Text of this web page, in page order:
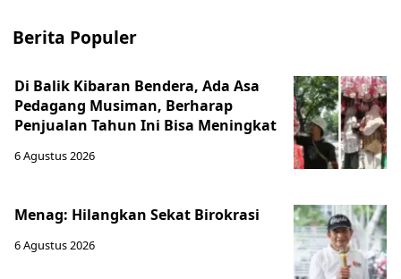
Berita Populer
Di Balik Kibaran Bendera, Ada Asa
Pedagang Musiman, Berharap
Penjualan Tahun Ini Bisa Meningkat
6 Agustus 2026
Menag: Hilangkan Sekat Birokrasi
6 Agustus 2026